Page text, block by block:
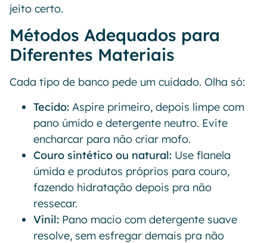
jeito certo.
Métodos Adequados para
Diferentes Materiais
Cada tipo de banco pede um cuidado. Olha só:
Tecido: Aspire primeiro, depois limpe com
pano úmido e detergente neutro. Evite
encharcar para não criar mofo.
Couro sintético ou natural: Use flanela
úmida e produtos próprios para couro,
fazendo hidratação depois pra não
ressecar.
Vinil: Pano macio com detergente suave
resolve, sem esfregar demais pra não